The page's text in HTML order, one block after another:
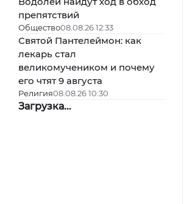
препятствий
Общество08.08.26 12:33
Святой Пантелеймон: как
лекарь стал
великомучеником и почему
его чтят 9 августа
Религия08.08.26 10:30
Загрузка...